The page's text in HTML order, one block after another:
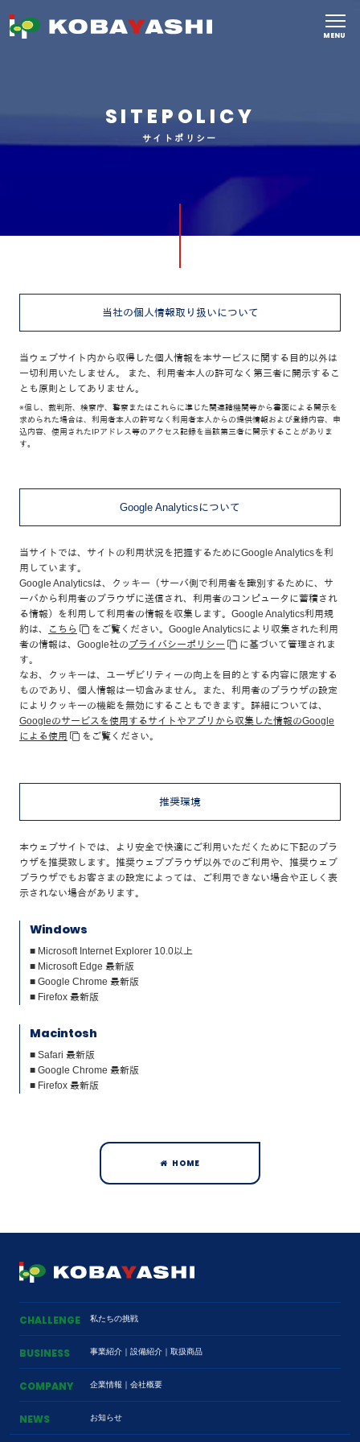
MENU
SITEPOLICY
サイトポリシー
当社の個人情報取り扱いについて
当ウェブサイト内から収得した個人情報を本サービスに関する目的以外は
一切利用いたしません。 また、利用者本人の許可なく第三者に開示するこ
とも原則としてありません。
※但し、裁判所、検察庁、警察またはこれらに準じた関連諸機関等から書面による開示を
求められた場合は、利用者本人の許可なく利用者本人からの提供情報および登録内容、申
込内容、使用されたIPアドレス等のアクセス記録を当該第三者に開示することがありま
す。
Google Analyticsについて
当サイトでは、サイトの利用状況を把握するためにGoogle Analyticsを利
用しています。
Google Analyticsは、クッキー（サーバ側で利用者を識別するために、サ
ーバから利用者のブラウザに送信され、利用者のコンピュータに蓄積され
る情報）を利用して利用者の情報を収集します。Google Analytics利用規
約は、
こちら
をご覧ください。Google Analyticsにより収集された利用
者の情報は、Google社のプライバシーポリシー
に基づいて管理されま
す。
なお、クッキーは、ユーザビリティーの向上を目的とする内容に限定する
ものであり、個人情報は一切含みません。また、利用者のブラウザの設定
によりクッキーの機能を無効にすることもできます。詳細については、
Googleのサービスを使用するサイトやアプリから収集した情報のGoogle
による使用
をご覧ください。
推奨環境
本ウェブサイトでは、より安全で快適にご利用いただくために下記のブラ
ウザを推奨致します。推奨ウェブブラウザ以外でのご利用や、推奨ウェブ
ブラウザでもお客さまの設定によっては、ご利用できない場合や正しく表
示されない場合があります。
Windows
■ Microsoft Internet Explorer 10.0以上
■ Microsoft Edge 最新版
■ Google Chrome 最新版
■ Firefox 最新版
Macintosh
■ Safari 最新版
■ Google Chrome 最新版
■ Firefox 最新版
HOME
CHALLENGE 私たちの挑戦
BUSINESS 事業紹介 ｜ 設備紹介 ｜ 取扱商品
COMPANY 企業情報 ｜ 会社概要
NEWS お知らせ